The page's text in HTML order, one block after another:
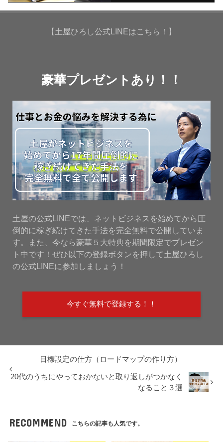
【土屋ひろし公式LINEはこちら！】
豪華プレゼントあり！！
土屋の公式LINEでは、ネットビジネスを始めてから圧
倒的に稼ぎ続けてきた手法を完全無料で公開していま
す。また、今なら豪華５大特典を期間限定でプレゼン
ト中です！ぜひ以下の登録ボタンを押して土屋ひろし
の公式LINEに参加しましょう！
今すぐ無料で登録する！！
目標設定の仕方（ロードマップの作り方）
20代のうちにやっておかないと取り返しがつかなく
なること３選
RECOMMEND こちらの記事も人気です。